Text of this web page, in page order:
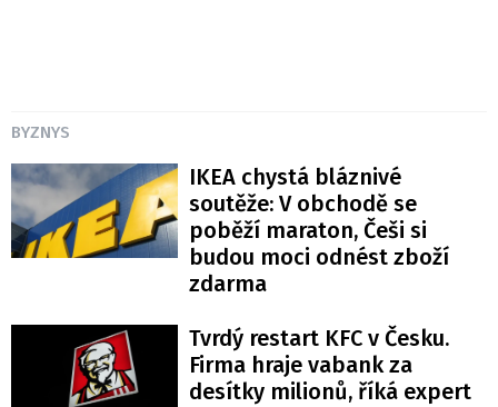
BYZNYS
IKEA chystá bláznivé
soutěže: V obchodě se
poběží maraton, Češi si
budou moci odnést zboží
zdarma
Tvrdý restart KFC v Česku.
Firma hraje vabank za
desítky milionů, říká expert